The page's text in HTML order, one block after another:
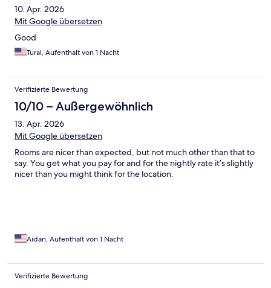
10. Apr. 2026
Mit Google übersetzen
Good
Tural, Aufenthalt von 1 Nacht
Verifizierte Bewertung
10/10 – Außergewöhnlich
13. Apr. 2026
Mit Google übersetzen
Rooms are nicer than expected, but not much other than that to
say. You get what you pay for and for the nightly rate it’s slightly
nicer than you might think for the location.
Aidan, Aufenthalt von 1 Nacht
Verifizierte Bewertung